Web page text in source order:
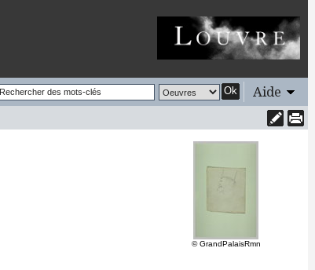
Ok Aide
© GrandPalaisRmn